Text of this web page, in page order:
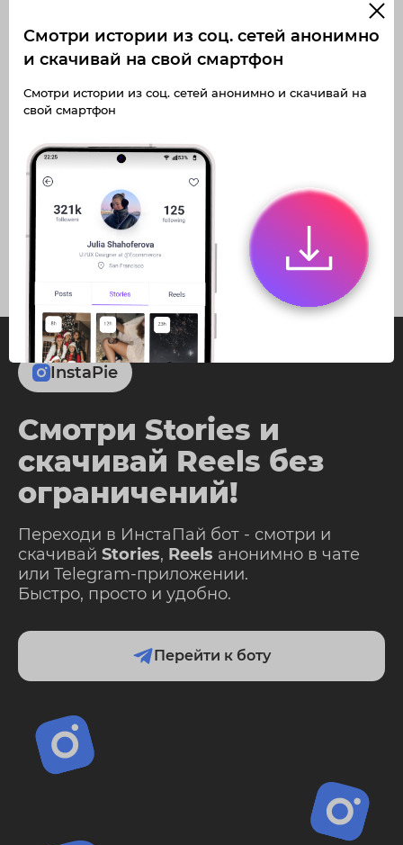
Получите доступ к архивным
публикациям _zarinka_07
историям _zarinka_07
Не отвлекайтесь на рекламу
InstaPie
Смотри Stories и
скачивай Reels без
ограничений!
Переходи в ИнстаПай бот - смотри и
скачивай Stories, Reels анонимно в чате
или Telegram-приложении.
Быстро, просто и удобно.
Перейти к боту
Смотри истории из соц. сетей анонимно
и скачивай на свой смартфон
Смотри истории из соц. сетей анонимно и скачивай на
свой смартфон